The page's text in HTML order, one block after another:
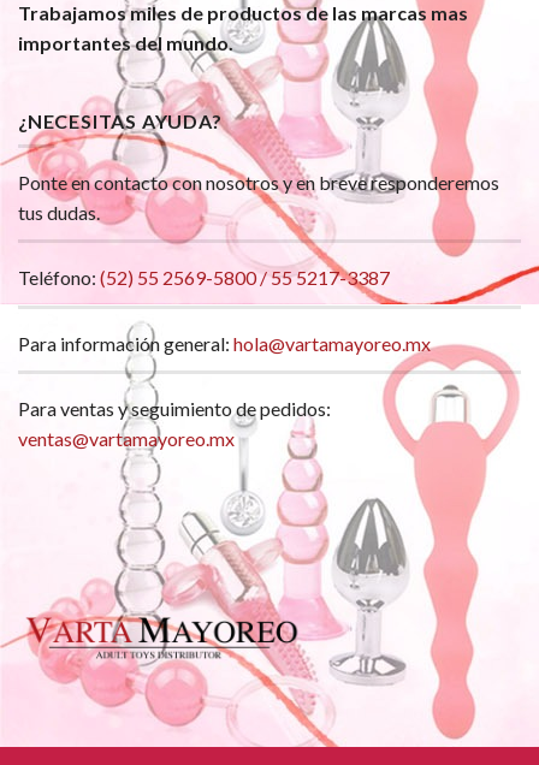
Trabajamos miles de productos de las marcas mas
importantes del mundo.
¿NECESITAS AYUDA?
Ponte en contacto con nosotros y en breve responderemos
tus dudas.
Teléfono: (52) 55 2569-5800 / 55 5217-3387
Para información general: hola@vartamayoreo.mx
Para ventas y seguimiento de pedidos:
ventas@vartamayoreo.mx